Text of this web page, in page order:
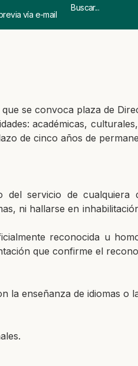
vía e-mail
se convoca plaza de
académicas,
de cinco años de
del servicio de
ni hallarse en
reconocida u
que confirme el
la enseñanza de idiomas o